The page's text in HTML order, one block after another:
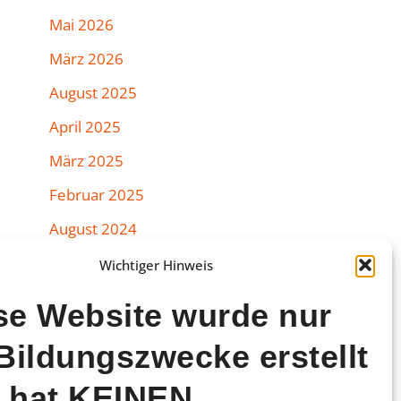
Wichtiger Hinweis
Website wurde nur
erstellt
Mai 2026
März 2026
August 2025
April 2025
März 2025
Februar 2025
August 2024
Juli 2024
März 2024
Februar 2024